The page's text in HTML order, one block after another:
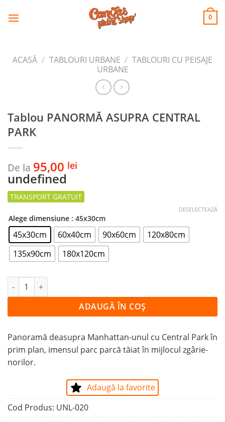
CANVAS
PRINT SHOP 0
ACASĂ / TABLOURI URBANE / TABLOURI CU PEISAJE
URBANE
Tablou PANORMĂ ASUPRA CENTRAL
PARK
De la 95,00 lei
undefined
Alege dimensiune : 45x30cm
45x30cm 60x40cm 90x60cm
120x80cm
135x90cm
180x120cm
DESELECTEAZĂ
Cantitate Tablou PANORMĂ ASUPRA CENTRAL PARK
ADAUGĂ ÎN COȘ
Panoramă deasupra Manhattan-unul cu Central Park în
prim plan, imensul parc parcă tăiat în mijlocul zgârie-
norilor.
Adaugă la favorite
Cod Produs: UNL-020